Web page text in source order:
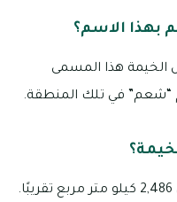
الاسم؟
هذا المسمى
“شعم” في تلك المنطقة.